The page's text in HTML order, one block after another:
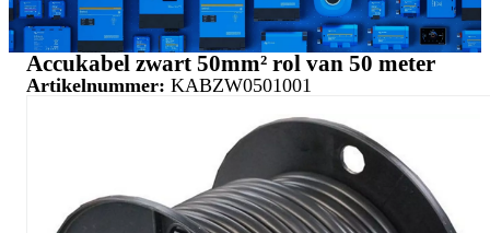
Accukabel zwart 50mm² rol van 50 meter
Artikelnummer: KABZW0501001